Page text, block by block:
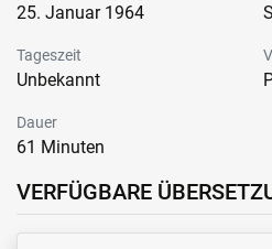
25. Januar 1964
Tageszeit
Unbekannt
Dauer
61 Minuten
VERFÜGBARE